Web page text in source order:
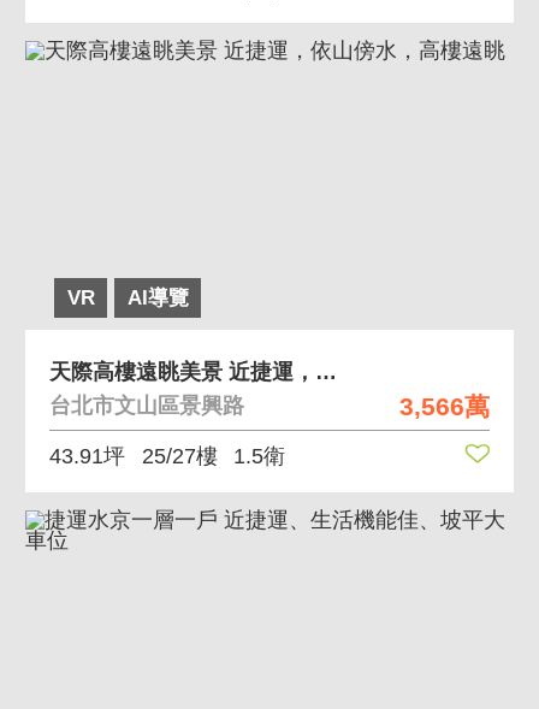
VR AI導覽
3,566萬
天際高樓遠眺美景 近捷運，依山傍水，高樓遠眺
台北市文山區景興路
43.91坪 25/27樓 1.5衛